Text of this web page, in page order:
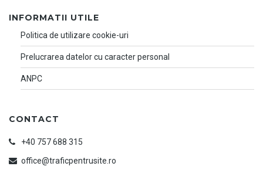
INFORMATII UTILE
Politica de utilizare cookie-uri
Prelucrarea datelor cu caracter personal
ANPC
CONTACT
+40 757 688 315
office@traficpentrusite.ro